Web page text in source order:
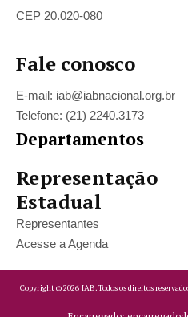
CEP 20.020-080
Fale conosco
E-mail: iab@iabnacional.org.br
Telefone: (21) 2240.3173
Departamentos
Representação
Estadual
Representantes
Acesse a Agenda
Copyright ©2026 IAB.Todos os direitos